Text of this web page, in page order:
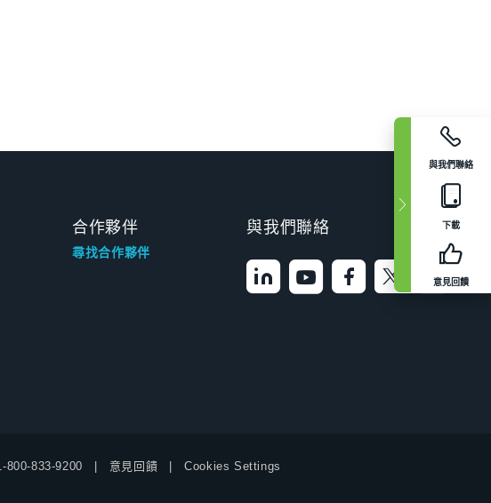
與我們聯絡
下載
意見回饋
合作夥伴
尋找合作夥伴
與我們聯絡
800-833-9200 意見回饋 Cookies Settings